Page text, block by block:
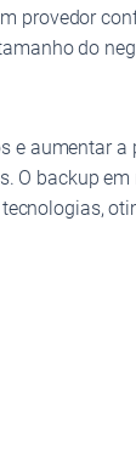
do
aumentar
backup